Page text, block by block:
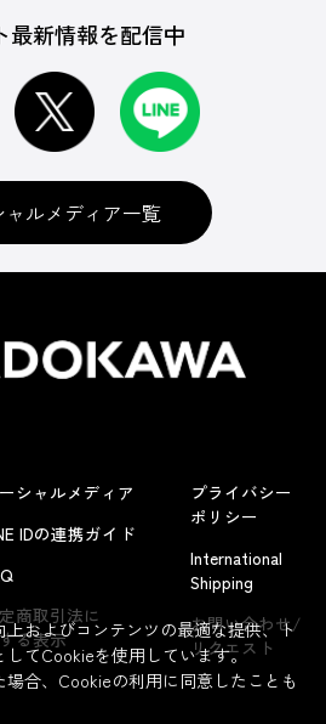
最新情報を配信中
ャルメディア一覧
シャルメディア
IDの連携ガイド
商取引法に
る表示
プライバシー
ポリシー
International
Shipping
お問い合わせ/
リクエスト
およびコンテンツの最適な提供、ト
してCookieを使用しています。
合、Cookieの利用に同意したことも